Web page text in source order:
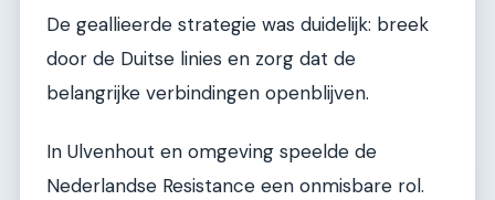
De geallieerde strategie was duidelijk: breek
door de Duitse linies en zorg dat de
belangrijke verbindingen openblijven.
In Ulvenhout en omgeving speelde de
Nederlandse Resistance een onmisbare rol.